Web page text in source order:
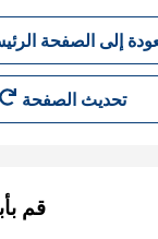
إلى الصفحة
تحديث الصفحة
قم